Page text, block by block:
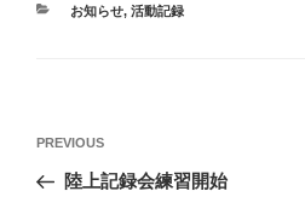
CATEGORIES
お知らせ, 活動記録
ナ
Previous
Post
PREVIOUS
陸上記録会練習開始